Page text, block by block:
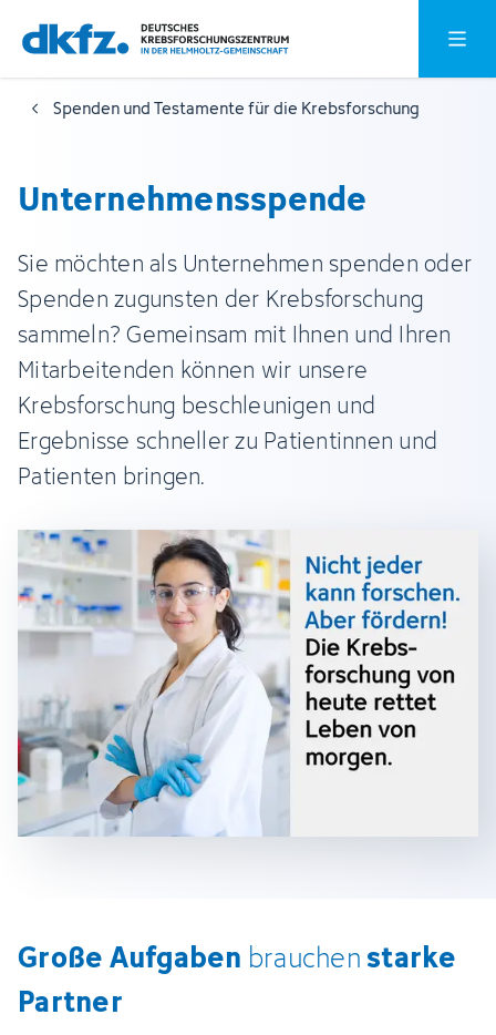
Zum
Hauptinhalt
springen
Zur
Fußzeile
springen
Spenden und Testamente für die Krebsforschung
Unternehmens­spende
Sie möchten als Unternehmen spenden oder
Spenden zugunsten der Krebsforschung
sammeln? Gemeinsam mit Ihnen und Ihren
Mitarbeitenden können wir unsere
Krebsforschung beschleunigen und
Ergebnisse schneller zu Patientinnen und
Patienten bringen.
Große Aufgaben brauchenstarke
Partner